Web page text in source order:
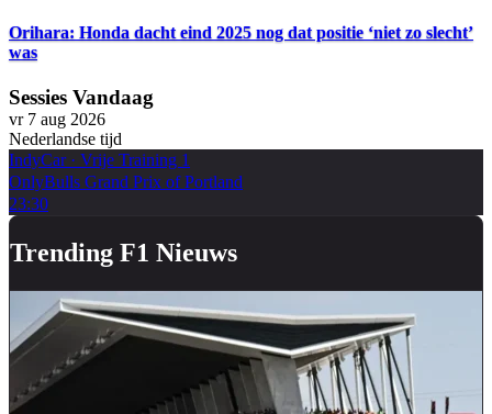
Orihara: Honda dacht eind 2025 nog dat positie ‘niet zo slecht’
was
Sessies Vandaag
vr 7 aug 2026
Nederlandse tijd
IndyCar· Vrije Training 1
OnlyBulls Grand Prix of Portland
23:30
Trending F1 Nieuws